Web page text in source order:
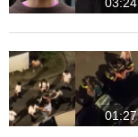
03:24
01:27